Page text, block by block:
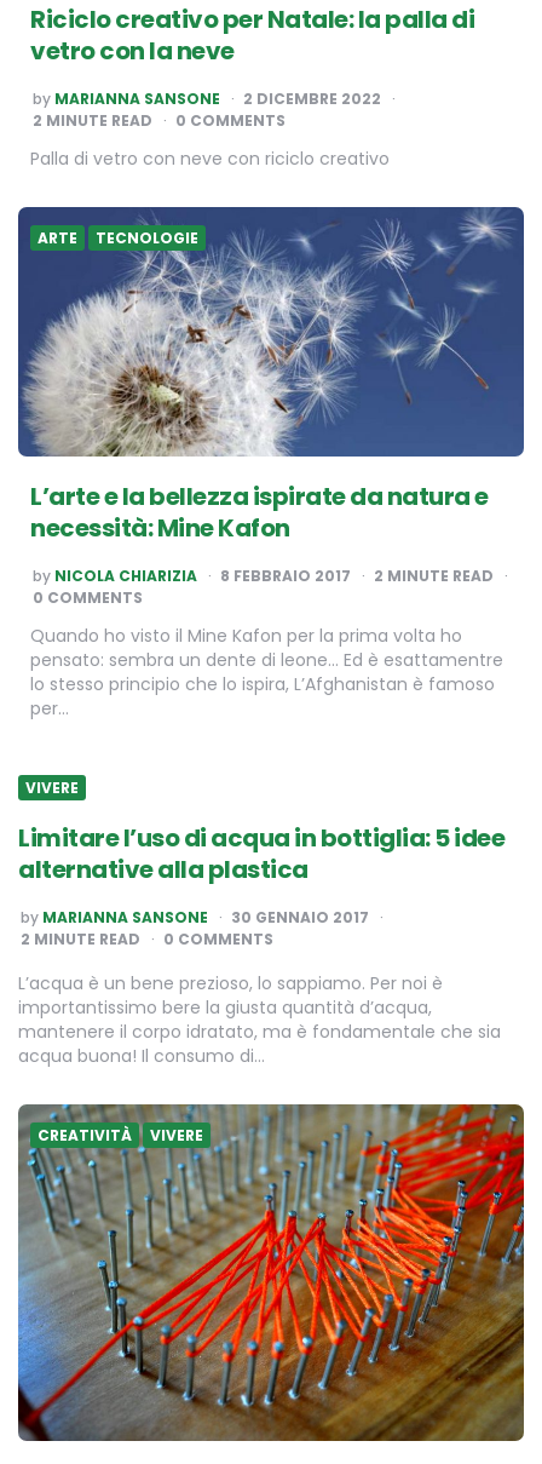
Riciclo creativo per Natale: la palla di
vetro con la neve
POSTED
BY
by MARIANNA SANSONE
2 DICEMBRE 2022
2 MINUTE READ 0 COMMENTS
Palla di vetro con neve con riciclo creativo
ARTE TECNOLOGIE
L’arte e la bellezza ispirate da natura e
necessità: Mine Kafon
POSTED
BY
by NICOLA CHIARIZIA 8 FEBBRAIO 2017 2 MINUTE READ
0 COMMENTS
Quando ho visto il Mine Kafon per la prima volta ho
pensato: sembra un dente di leone… Ed è esattamentre
lo stesso principio che lo ispira, L’Afghanistan è famoso
per…
VIVERE
Limitare l’uso di acqua in bottiglia: 5 idee
alternative alla plastica
POSTED
BY
by MARIANNA SANSONE
30 GENNAIO 2017
2 MINUTE READ 0 COMMENTS
L’acqua è un bene prezioso, lo sappiamo. Per noi è
importantissimo bere la giusta quantità d’acqua,
mantenere il corpo idratato, ma è fondamentale che sia
acqua buona! Il consumo di…
CREATIVITÀ VIVERE